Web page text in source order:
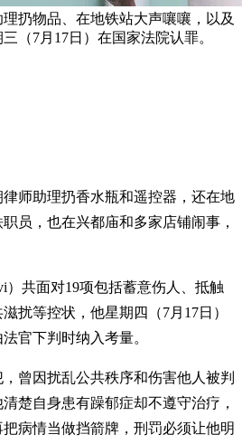
扔物品、在地铁站大声嚷嚷，以及
（7月17日）在国家法院认罪。
师助理扔香水瓶和遥控器，还在地
员，也在兴都庙和多家店铺闹事，
）共面对19项包括蓄意伤人、抵触
扰等控状，他星期四（7月17日）
官下判时纳入考量。
曾因扰乱公共秩序和伤害他人被判
楚自身患有躁郁症却不遵守治疗，
病情当做挡箭牌，刑罚必须让他明